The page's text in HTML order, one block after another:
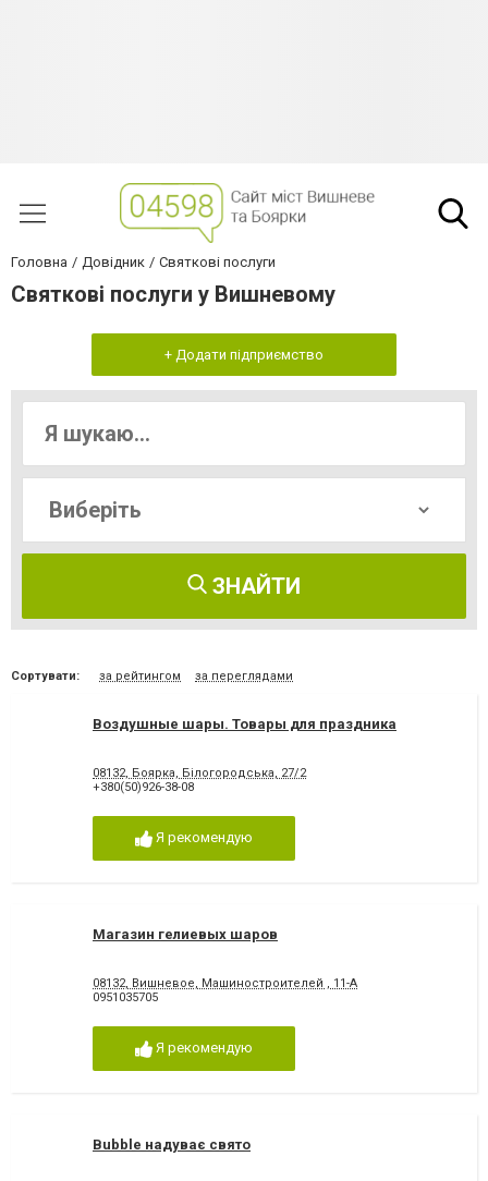
Головна Довідник Святкові послуги
Святкові послуги у Вишневому
+ Додати підприємство
ЗНАЙТИ
Сортувати: за рейтингом за переглядами
Воздушные шары. Товары для праздника
08132, Боярка, Білогородська, 27/2
+380(50)926-38-08
Я рекомендую
Магазин гелиевых шаров
08132, Вишневое, Машиностроителей , 11-А
0951035705
Я рекомендую
Bubble надуває свято